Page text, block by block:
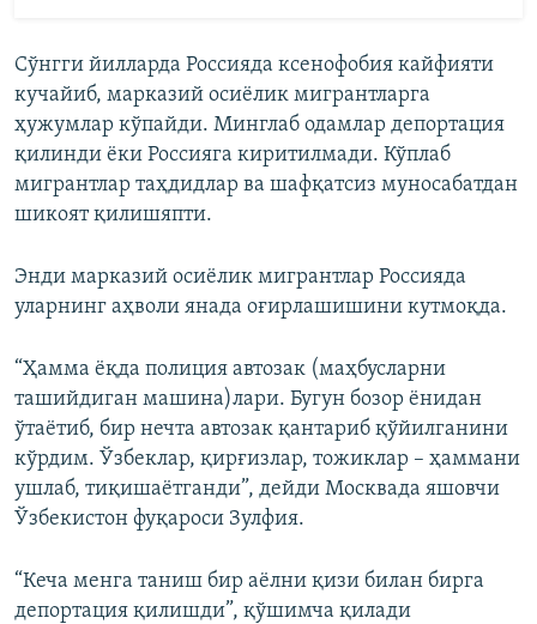
Сўнгги йилларда Россияда ксенофобия кайфияти
кучайиб, марказий осиёлик мигрантларга
ҳужумлар кўпайди. Минглаб одамлар депортация
қилинди ёки Россияга киритилмади. Кўплаб
мигрантлар таҳдидлар ва шафқатсиз муносабатдан
шикоят қилишяпти.
Энди марказий осиёлик мигрантлар Россияда
уларнинг аҳволи янада оғирлашишини кутмоқда.
“Ҳамма ёқда полиция автозак (маҳбусларни
ташийдиган машина)лари. Бугун бозор ёнидан
ўтаётиб, бир нечта автозак қантариб қўйилганини
кўрдим. Ўзбеклар, қирғизлар, тожиклар – ҳаммани
ушлаб, тиқишаётганди”, дейди Москвада яшовчи
Ўзбекистон фуқароси Зулфия.
“Кеча менга таниш бир аёлни қизи билан бирга
депортация қилишди”, қўшимча қилади